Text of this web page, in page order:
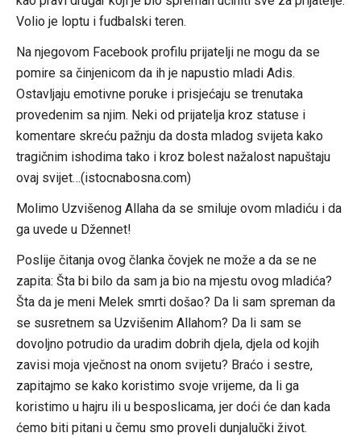
Volio je loptu i fudbalski teren.
Na njegovom Facebook profilu prijatelji ne mogu da se
pomire sa činjenicom da ih je napustio mladi Adis.
Ostavljaju emotivne poruke i prisjećaju se trenutaka
provedenim sa njim. Neki od prijatelja kroz statuse i
komentare skreću pažnju da dosta mladog svijeta kako
tragičnim ishodima tako i kroz bolest nažalost napuštaju
ovaj svijet…(istocnabosna.com)
Molimo Uzvišenog Allaha da se smiluje ovom mladiću i da
ga uvede u Džennet!
Poslije čitanja ovog članka čovjek ne može a da se ne
zapita: Šta bi bilo da sam ja bio na mjestu ovog mladića?
Šta da je meni Melek smrti došao? Da li sam spreman da
se susretnem sa Uzvišenim Allahom? Da li sam se
dovoljno potrudio da uradim dobrih djela, djela od kojih
zavisi moja vječnost na onom svijetu? Braćo i sestre,
zapitajmo se kako koristimo svoje vrijeme, da li ga
koristimo u hajru ili u besposlicama, jer doći će dan kada
ćemo biti pitani u čemu smo proveli dunjalučki život.